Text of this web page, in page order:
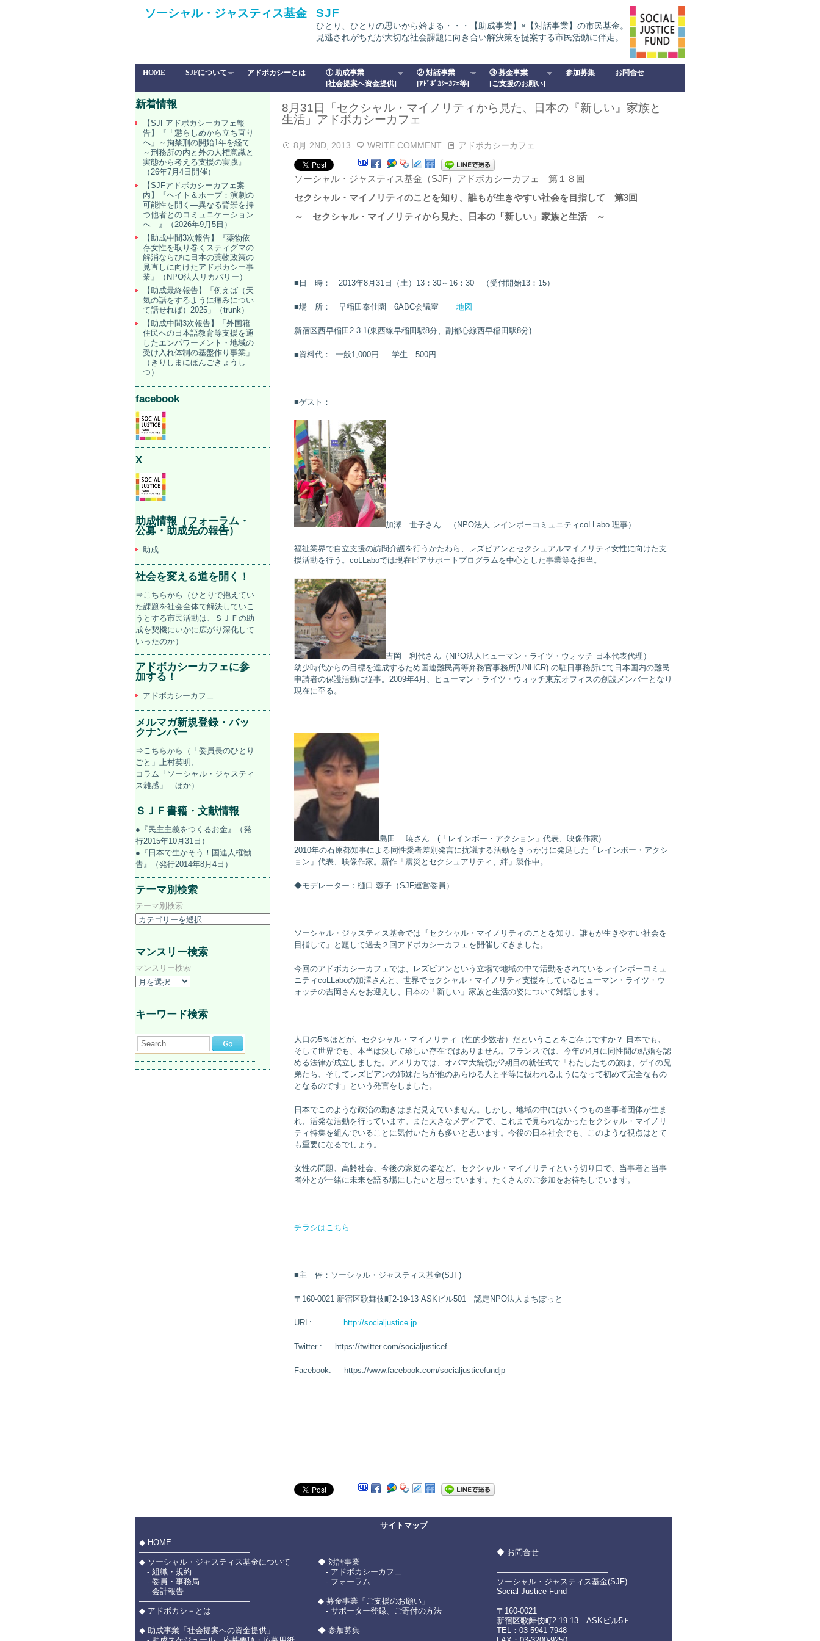
ソーシャル・ジャスティス基金 SJF
ひとり、ひとりの思いから始まる・・・【助成事業】×【対話事業】の市民基金。
見逃されがちだが大切な社会課題に向き合い解決策を提案する市民活動に伴走。
HOME SJFについて アドボカシーとは
① 助成事業
[社会提案へ資金提供]
② 対話事業
[ｱﾄﾞﾎﾞｶｼｰｶﾌｪ等]
③ 募金事業
[ご支援のお願い]
参加募集 お問合せ
8月31日「セクシャル・マイノリティから見た、日本の『新しい』家族と
生活」アドボカシーカフェ
8月 2ND, 2013 WRITE COMMENT アドボカシーカフェ
ソーシャル・ジャスティス基金（SJF）アドボカシーカフェ 第１８回
セクシャル・マイノリティのことを知り、誰もが生きやすい社会を目指して 第3回
～ セクシャル・マイノリティから見た、日本の「新しい」家族と生活 ～
■日 時： 2013年8月31日（土）13：30～16：30 （受付開始13：15）
■場 所： 早稲田奉仕園 6ABC会議室 地図
新宿区西早稲田2-3-1(東西線早稲田駅8分、副都心線西早稲田駅8分)
■資料代： 一般1,000円 学生 500円
■ゲスト：
加澤 世子さん （NPO法人 レインボーコミュニティcoLLabo 理事）
福祉業界で自立支援の訪問介護を行うかたわら、レズビアンとセクシュアルマイノリティ女性に向けた支
援活動を行う。coLLaboでは現在ピアサポートプログラムを中心とした事業等を担当。
吉岡 利代さん（NPO法人ヒューマン・ライツ・ウォッチ 日本代表代理）
幼少時代からの目標を達成するため国連難民高等弁務官事務所(UNHCR) の駐日事務所にて日本国内の難民
申請者の保護活動に従事。2009年4月、ヒューマン・ライツ・ウォッチ東京オフィスの創設メンバーとなり
現在に至る。
島田 暁さん (「レインボー・アクション」代表、映像作家)
2010年の石原都知事による同性愛者差別発言に抗議する活動をきっかけに発足した「レインボー・アクシ
ョン」代表、映像作家。新作「震災とセクシュアリティ、絆」製作中。
◆モデレーター：樋口 蓉子（SJF運営委員）
ソーシャル・ジャスティス基金では『セクシャル・マイノリティのことを知り、誰もが生きやすい社会を
目指して』と題して過去２回アドボカシーカフェを開催してきました。
今回のアドボカシーカフェでは、レズビアンという立場で地域の中で活動をされているレインボーコミュ
ニティcoLLaboの加澤さんと、世界でセクシャル・マイノリティ支援をしているヒューマン・ライツ・ウ
ォッチの吉岡さんをお迎えし、日本の「新しい」家族と生活の姿について対話します。
人口の5％ほどが、セクシャル・マイノリティ（性的少数者）だということをご存じですか？ 日本でも、
そして世界でも、本当は決して珍しい存在ではありません。フランスでは、今年の4月に同性間の結婚を認
める法律が成立しました。アメリカでは、オバマ大統領が2期目の就任式で「わたしたちの旅は、ゲイの兄
弟たち、そしてレズビアンの姉妹たちが他のあらゆる人と平等に扱われるようになって初めて完全なもの
となるのです」という発言をしました。
日本でこのような政治の動きはまだ見えていません。しかし、地域の中にはいくつもの当事者団体が生ま
れ、活発な活動を行っています。また大きなメディアで、これまで見られなかったセクシャル・マイノリ
ティ特集を組んでいることに気付いた方も多いと思います。今後の日本社会でも、このような視点はとて
も重要になるでしょう。
女性の問題、高齢社会、今後の家庭の姿など、セクシャル・マイノリティという切り口で、当事者と当事
者外とが一緒に未来を語る場にしたいと思っています。たくさんのご参加をお待ちしています。
チラシはこちら
■主 催：ソーシャル・ジャスティス基金(SJF)
〒160-0021 新宿区歌舞伎町2-19-13 ASKビル501 認定NPO法人まちぽっと
URL: http://socialjustice.jp
Twitter : https://twitter.com/socialjusticef
Facebook: https://www.facebook.com/socialjusticefundjp
新着情報
【SJFアドボカシーカフェ報
告】『「懲らしめから立ち直り
へ」～拘禁刑の開始1年を経て
～刑務所の内と外の人権意識と
実態から考える支援の実践』
（26年7月4日開催）
【SJFアドボカシーカフェ案
内】『ヘイト＆ホープ：演劇の
可能性を開く―異なる背景を持
つ他者とのコミュニケーション
へ―』（2026年9月5日）
【助成中間3次報告】『薬物依
存女性を取り巻くスティグマの
解消ならびに日本の薬物政策の
見直しに向けたアドボカシー事
業』（NPO法人リカバリー）
【助成最終報告】「例えば（天
気の話をするように痛みについ
て話せれば）2025」（trunk）
【助成中間3次報告】「外国籍
住民への日本語教育等支援を通
したエンパワーメント・地域の
受け入れ体制の基盤作り事業」
（きりしまにほんごきょうし
つ）
facebook
X
助成情報（フォーラム・
公募・助成先の報告）
助成
社会を変える道を開く！
⇒こちらから（ひとりで抱えてい
た課題を社会全体で解決していこ
うとする市民活動は、ＳＪＦの助
成を契機にいかに広がり深化して
いったのか）
アドボカシーカフェに参
加する！
アドボカシーカフェ
メルマガ新規登録・バッ
クナンバー
⇒こちらから（「委員長のひとり
ごと」上村英明,
コラム「ソーシャル・ジャスティ
ス雑感」 ほか）
ＳＪＦ書籍・文献情報
●『民主主義をつくるお金』（発
行2015年10月31日）
●『日本で生かそう！国連人権勧
告』（発行2014年8月4日）
テーマ別検索
テーマ別検索
マンスリー検索
マンスリー検索
キーワード検索
Search...
サイトマップ
◆ HOME
――――――――――――――
◆ ソーシャル・ジャスティス基金について
- 組織・規約
- 委員・事務局
- 会計報告
――――――――――――――
◆ アドボカシ－とは
――――――――――――――
◆ 助成事業「社会提案への資金提供」
◆ 対話事業
- アドボカシーカフェ
- フォーラム
――――――――――――――
◆ 募金事業「ご支援のお願い」
- サポーター登録、ご寄付の方法
――――――――――――――
◆ 参加募集
◆ お問合せ
――――――――――――――
ソーシャル・ジャスティス基金(SJF)
Social Justice Fund
〒160-0021
新宿区歌舞伎町2-19-13 ASKビル5Ｆ
TEL：03-5941-7948